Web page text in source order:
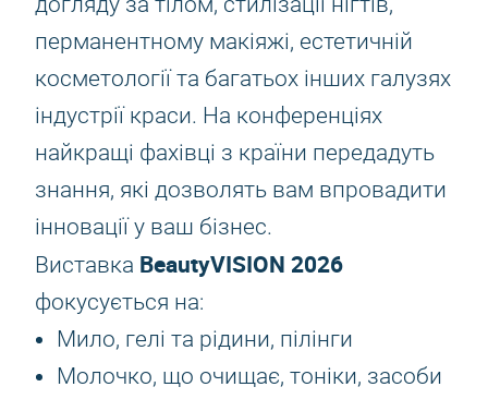
перманентному макіяжі, естетичній
косметології та багатьох інших галузях
індустрії краси. На конференціях
найкращі фахівці з країни передадуть
знання, які дозволять вам впровадити
інновації у ваш бізнес.
Виставка BeautyVISION 2026
фокусується на:
Мило, гелі та рідини, пілінги
Молочко, що очищає, тоніки, засоби